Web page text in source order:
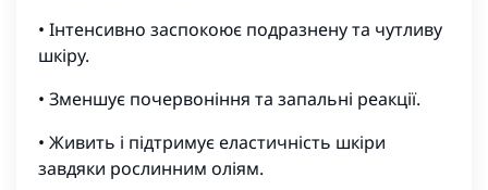
• Інтенсивно заспокоює подразнену та чутливу
шкіру.
• Зменшує почервоніння та запальні реакції.
• Живить і підтримує еластичність шкіри
завдяки рослинним оліям.